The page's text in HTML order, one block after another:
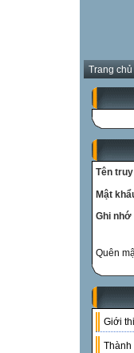
Trang chủ
Tên
Mật
Ghi nhớ
Quên
Giới
Thành